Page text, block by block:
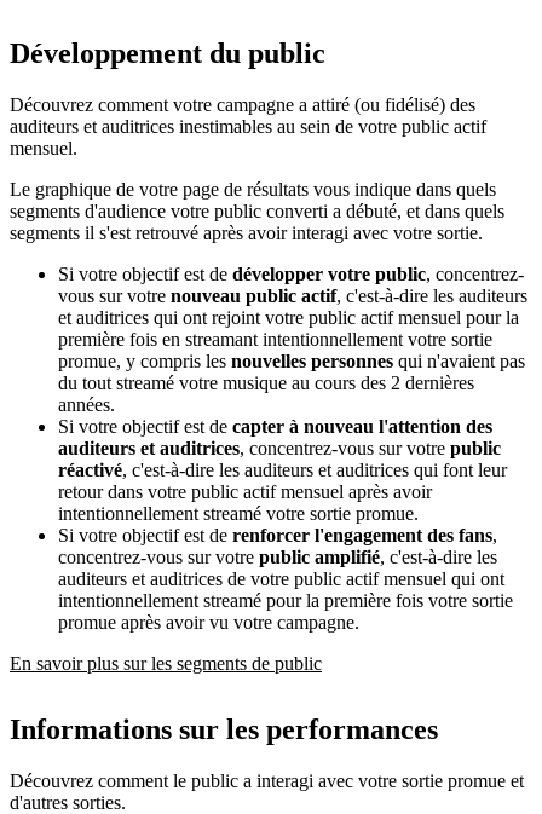
Développement du public
Découvrez comment votre campagne a attiré (ou fidélisé) des
auditeurs et auditrices inestimables au sein de votre public actif
mensuel.
Le graphique de votre page de résultats vous indique dans quels
segments d'audience votre public converti a débuté, et dans quels
segments il s'est retrouvé après avoir interagi avec votre sortie.
Si votre objectif est de développer votre public, concentrez-
vous sur votre nouveau public actif, c'est-à-dire les auditeurs
et auditrices qui ont rejoint votre public actif mensuel pour la
première fois en streamant intentionnellement votre sortie
promue, y compris les nouvelles personnes qui n'avaient pas
du tout streamé votre musique au cours des 2 dernières
années.
Si votre objectif est de capter à nouveau l'attention des
auditeurs et auditrices, concentrez-vous sur votre public
réactivé, c'est-à-dire les auditeurs et auditrices qui font leur
retour dans votre public actif mensuel après avoir
intentionnellement streamé votre sortie promue.
Si votre objectif est de renforcer l'engagement des fans,
concentrez-vous sur votre public amplifié, c'est-à-dire les
auditeurs et auditrices de votre public actif mensuel qui ont
intentionnellement streamé pour la première fois votre sortie
promue après avoir vu votre campagne.
En savoir plus sur les segments de public
Informations sur les performances
Découvrez comment le public a interagi avec votre sortie promue et
d'autres sorties.